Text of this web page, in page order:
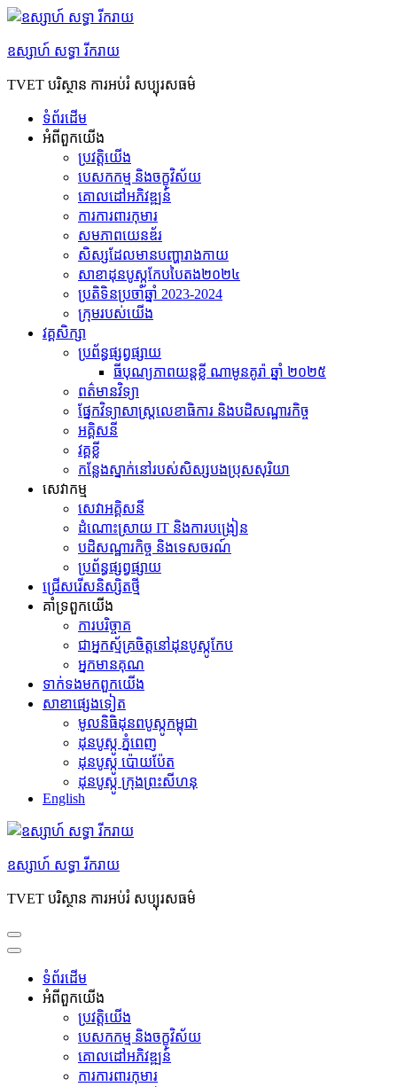
Skip
content
ឧស្សាហ៍ សទ្ធា រីករាយ
TVET បរិស្ថាន ការអប់រំ សប្បុរសធម៌
ទំព័រដើម
អំពី​ពួក​យើង
ប្រវត្តិយើង
បេសកកម្ម និងចក្ខុវិស័យ
គោលដៅអភិវឌ្ឍន៍
ការការពារកុមារ
សមភាព​យេនឌ័រ
សិស្សដែលមានបញ្ហារាងកាយ
សាខាដុនបូស្កូកែបបៃតង២០២៤
ប្រតិទិនប្រចាំឆ្នាំ 2023-2024
ក្រុម​របស់​យើង
វគ្គសិក្សា
ប្រព័ន្ធផ្សព្វផ្សាយ
ធីបុណ្យភាពយន្តខ្លី ណាមូនគូរ៉ា ឆ្នាំ ២០២៥
ព​ត៌​មាន​វិទ្យា
ផ្នែកវិទ្យាសាស្រ្តលេខាធិការ និងបដិសណ្ឋារកិច្ច
អគ្គិសនី
វគ្គខ្លី
កន្លែងស្នាក់នៅរបស់សិស្សបងប្រុសសុរិយា
សេវាកម្ម
សេវាអគ្គិសនី
ដំណោះស្រាយ IT និងការបង្រៀន
បដិសណ្ឋារកិច្ច និងទេសចរណ៍
ប្រព័ន្ធផ្សព្វផ្សាយ
ជ្រើសរើសនិស្សិតថ្មី
គាំទ្រពួកយើង
ការបរិច្ចាគ
ជាអ្នកស្ម័គ្រចិត្តនៅដុនបូស្កូកែប
អ្នកមានគុណ
ទាក់ទង​មក​ពួក​យើង
សាខាផ្សេងទៀត
មូលនិធិដុនពបូស្កូកម្ពុជា
ដុនបូស្កូ ភ្នំពេញ
ដុនបូស្កូ ប៉ោយប៉ែត
ដុនបូស្កូ ក្រុងព្រះសីហនុ
English
ឧស្សាហ៍ សទ្ធា រីករាយ
TVET បរិស្ថាន ការអប់រំ សប្បុរសធម៌
ទំព័រដើម
អំពី​ពួក​យើង
ប្រវត្តិយើង
បេសកកម្ម និងចក្ខុវិស័យ
គោលដៅអភិវឌ្ឍន៍
ការការពារកុមារ